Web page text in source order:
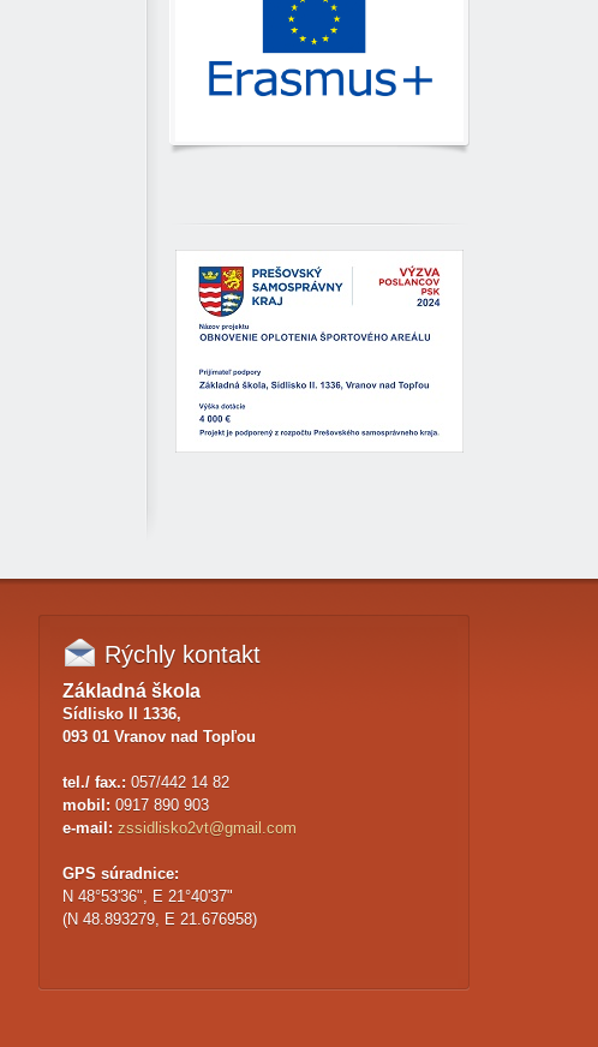
Rýchlykontakt
Základná škola
Sídlisko II 1336,
093 01 Vranov nad Topľou
tel./ fax.: 057/442 14 82
mobil: 0917 890 903
e-mail: zssidlisko2vt@gmail.com
GPS súradnice:
N 48°53'36", E 21°40'37"
(N 48.893279, E 21.676958)